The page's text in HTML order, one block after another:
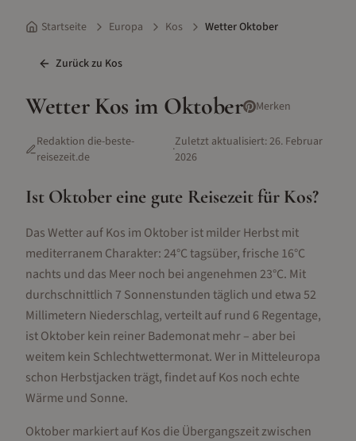
Startseite Europa Kos Wetter Oktober
Zurück zu Kos
WetterKos im Oktober Merken
Redaktion die-beste-
reisezeit.de
·Zuletzt aktualisiert:26. Februar
2026
Ist Oktobereine gute Reisezeit für Kos?
Das Wetter auf Kos im Oktober ist milder Herbst mit
mediterranem Charakter: 24°C tagsüber, frische 16°C
nachts und das Meer noch bei angenehmen 23°C. Mit
durchschnittlich 7 Sonnenstunden täglich und etwa 52
Millimetern Niederschlag, verteilt auf rund 6 Regentage,
ist Oktober kein reiner Bademonat mehr – aber bei
weitem kein Schlechtwettermonat. Wer in Mitteleuropa
schon Herbstjacken trägt, findet auf Kos noch echte
Wärme und Sonne.
Oktober markiert auf Kos die Übergangszeit zwischen